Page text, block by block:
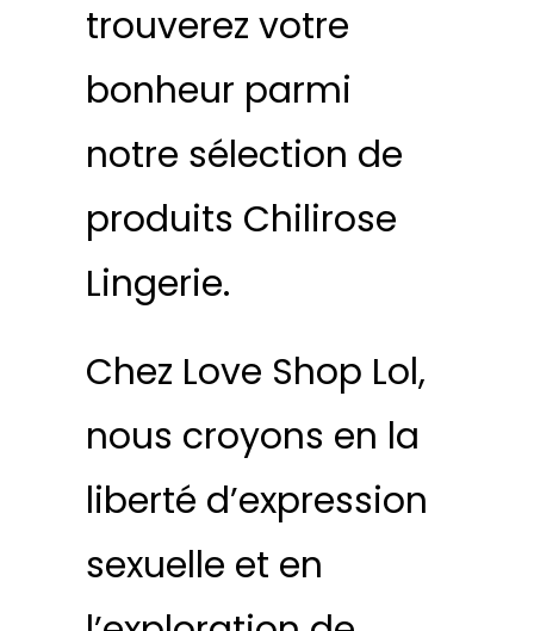
trouverez votre
bonheur parmi
notre sélection de
produits Chilirose
Lingerie.
Chez Love Shop Lol,
nous croyons en la
liberté d’expression
sexuelle et en